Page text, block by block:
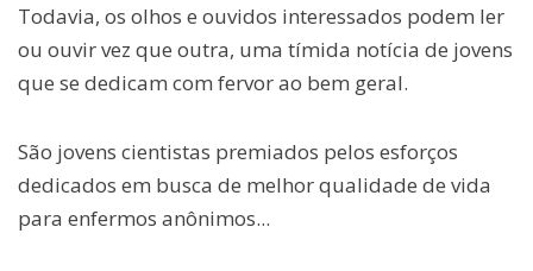
Todavia, os olhos e ouvidos interessados podem ler
ou ouvir vez que outra, uma tímida notícia de jovens
que se dedicam com fervor ao bem geral.
São jovens cientistas premiados pelos esforços
dedicados em busca de melhor qualidade de vida
para enfermos anônimos...